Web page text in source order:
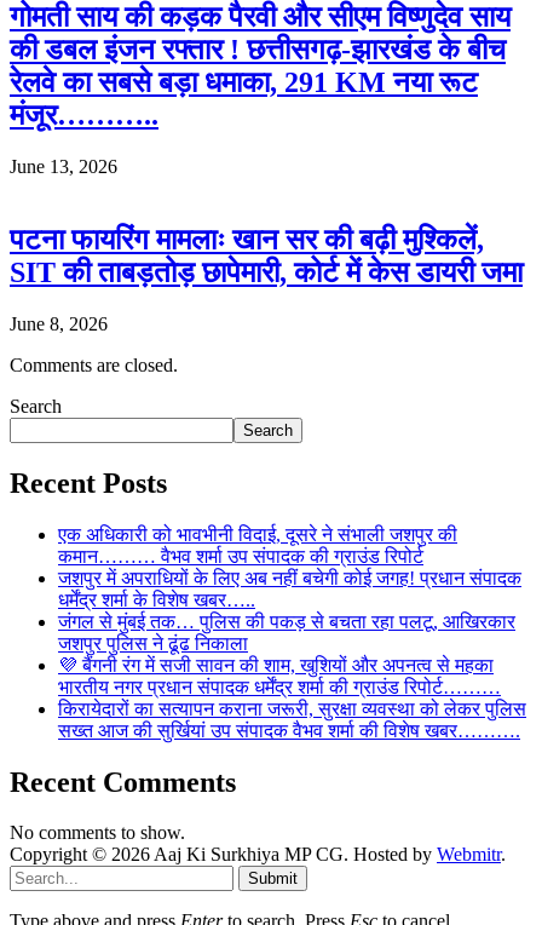
गोमती साय की कड़क पैरवी और सीएम विष्णुदेव साय
की डबल इंजन रफ्तार ! छत्तीसगढ़-झारखंड के बीच
रेलवे का सबसे बड़ा धमाका, 291 KM नया रूट
मंजूर………..
June 13, 2026
पटना फायरिंग मामलाः खान सर की बढ़ी मुश्किलें,
SIT की ताबड़तोड़ छापेमारी, कोर्ट में केस डायरी जमा
June 8, 2026
Comments are closed.
Search
Search
Recent Posts
एक अधिकारी को भावभीनी विदाई, दूसरे ने संभाली जशपुर की
कमान……… वैभव शर्मा उप संपादक की ग्राउंड रिपोर्ट
जशपुर में अपराधियों के लिए अब नहीं बचेगी कोई जगह! प्रधान संपादक
धर्मेंद्र शर्मा के विशेष खबर…..
जंगल से मुंबई तक… पुलिस की पकड़ से बचता रहा पलटू, आखिरकार
जशपुर पुलिस ने ढूंढ निकाला
💜 बैंगनी रंग में सजी सावन की शाम, खुशियों और अपनत्व से महका
भारतीय नगर प्रधान संपादक धर्मेंद्र शर्मा की ग्राउंड रिपोर्ट………
किरायेदारों का सत्यापन कराना जरूरी, सुरक्षा व्यवस्था को लेकर पुलिस
सख्त आज की सुर्खियां उप संपादक वैभव शर्मा की विशेष खबर……….
Recent Comments
No comments to show.
Copyright © 2026 Aaj Ki Surkhiya MP CG. Hosted by Webmitr.
Submit